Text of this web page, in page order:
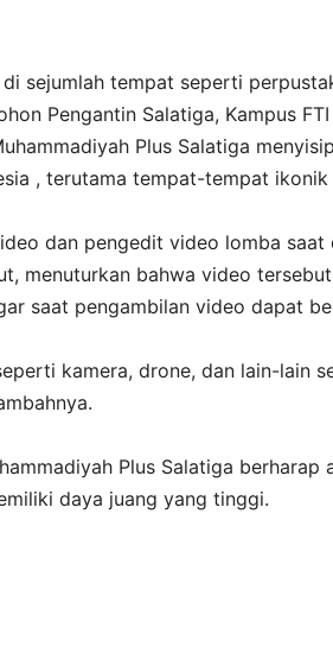
sejumlah tempat seperti
Pengantin Salatiga, Kampus
Plus Salatiga
, terutama tempat-tempat
dan pengedit video lomba
menuturkan bahwa video
saat pengambilan video dapat
kamera, drone, dan lain-lain
Plus Salatiga berharap
daya juang yang tinggi.